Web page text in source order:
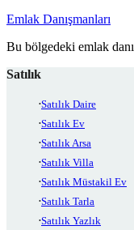
Emlak Danışmanları
Bu bölgedeki emlak
Satılık
Satılık Daire
Satılık Ev
Satılık Arsa
Satılık Villa
Satılık Müstakil Ev
Satılık Tarla
Satılık Yazlık